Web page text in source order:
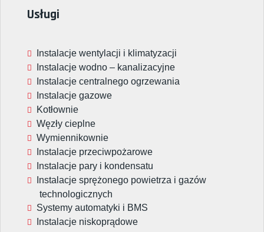
Usługi
Instalacje wentylacji i klimatyzacji
Instalacje wodno – kanalizacyjne
Instalacje centralnego ogrzewania
Instalacje gazowe
Kotłownie
Węzły cieplne
Wymiennikownie
Instalacje przeciwpożarowe
Instalacje pary i kondensatu
Instalacje sprężonego powietrza i gazów
technologicznych
Systemy automatyki i BMS
Instalacje niskoprądowe